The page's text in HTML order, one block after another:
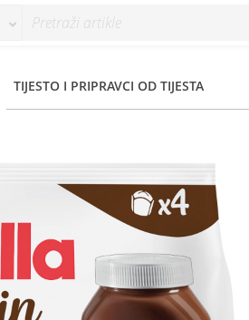
TIJESTO I PRIPRAVCI OD TIJESTA